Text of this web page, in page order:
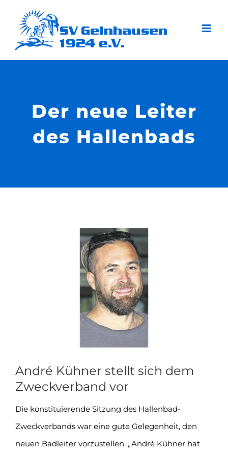
Inhalt
springen
Der neue Leiter
des Hallenbads
André Kühner stellt sich dem
Zweckverband vor
Die konstituierende Sitzung des Hallenbad-
Zweckverbands war eine gute Gelegenheit, den
neuen Badleiter vorzustellen. „André Kühner hat